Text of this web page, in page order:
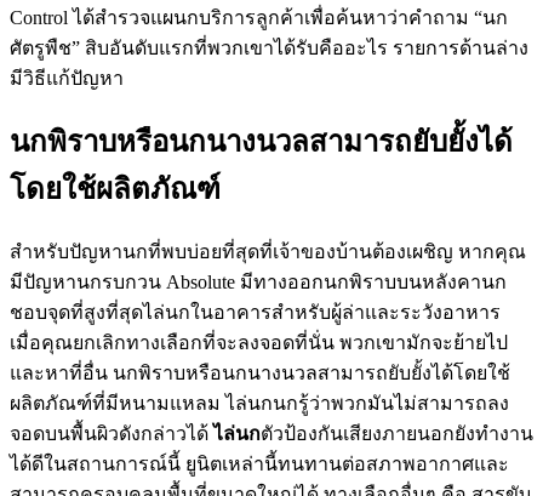
Control ได้สำรวจแผนกบริการลูกค้าเพื่อค้นหาว่าคำถาม “นก
ศัตรูพืช” สิบอันดับแรกที่พวกเขาได้รับคืออะไร รายการด้านล่าง
มีวิธีแก้ปัญหา
นกพิราบหรือนกนางนวลสามารถยับยั้งได้
โดยใช้ผลิตภัณฑ์
สำหรับปัญหานกที่พบบ่อยที่สุดที่เจ้าของบ้านต้องเผชิญ หากคุณ
มีปัญหานกรบกวน Absolute มีทางออกนกพิราบบนหลังคานก
ชอบจุดที่สูงที่สุดไล่นกในอาคารสำหรับผู้ล่าและระวังอาหาร
เมื่อคุณยกเลิกทางเลือกที่จะลงจอดที่นั่น พวกเขามักจะย้ายไป
และหาที่อื่น นกพิราบหรือนกนางนวลสามารถยับยั้งได้โดยใช้
ผลิตภัณฑ์ที่มีหนามแหลม ไล่นกนกรู้ว่าพวกมันไม่สามารถลง
จอดบนพื้นผิวดังกล่าวได้ไล่นกตัวป้องกันเสียงภายนอกยังทำงาน
ได้ดีในสถานการณ์นี้ ยูนิตเหล่านี้ทนทานต่อสภาพอากาศและ